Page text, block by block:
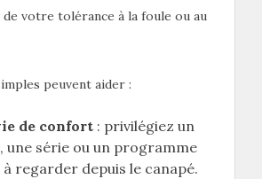
votre tolérance à la foule ou au
peuvent aider :
de confort : privilégiez un
une série ou un programme
regarder depuis le canapé.